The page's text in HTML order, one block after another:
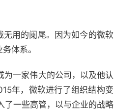
用的阑尾。因为如今的微软
体系。
一家伟大的公司，以及他认
年，微软进行了组织结构变
了一些高管，以与企业的战略